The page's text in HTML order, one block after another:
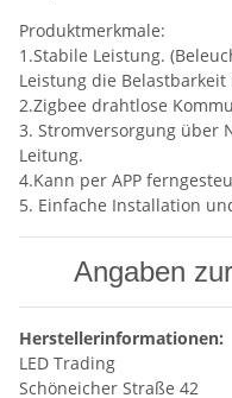
Produktmerkmale:
1.Stabile Leistung.
Leistung die
2.Zigbee drahtlose
3. Stromversorgung über
Leitung.
4.Kann per APP
5. Einfache Installation
Angaben
Herstellerinformationen:
LED Trading
Schöneicher Straße 42